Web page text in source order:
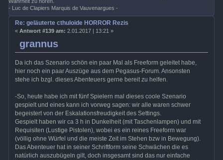
- Luc de Clapiers Marquis de Vauvenargues -
grannus
Re: geläuterte cthuloide HORROR Rezis
« Antwort #139 am: 2.01.2017 | 13:21 »
Da ich das Szenario schön ein paar Mal als Freeform geleitet habe,
hier noch ein paar Auszüge aus dem Pegasus-Forum. Ansonsten
stehe ich bzgl. dieses Abenteuers gerne bereit zu helfen.
-So, heute habe ich mit fünf Spielern mal dieses coole Szenario
gespielt und eines kann ich vorweg sagen: wir alle waren schwer
begeistert von der Eskalationsfreudigkeit des Settings.
Gespielt haben wir ca 3 h in Dunkelheit (mit Taschenlampen) und mit
Requisiten (Lustige Pistolen), wobei es ein reines Freeform war
(völlig ohne Würfel und die meiste Zeit im Stehen bzw in Bewegung).
Das Abenteuer hat in seiner Schriftform seine Schwächen die es
natürlich auszubügeln gilt, doch insgesamt sind das nur einfache